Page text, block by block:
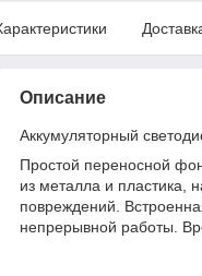
Описание
Аккумуляторный
Простой переносной
из металла и пластика,
повреждений.
непрерывной работы.